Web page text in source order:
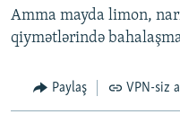
Amma mayda limon,
qiymətlərində
Paylaş VPN-siz